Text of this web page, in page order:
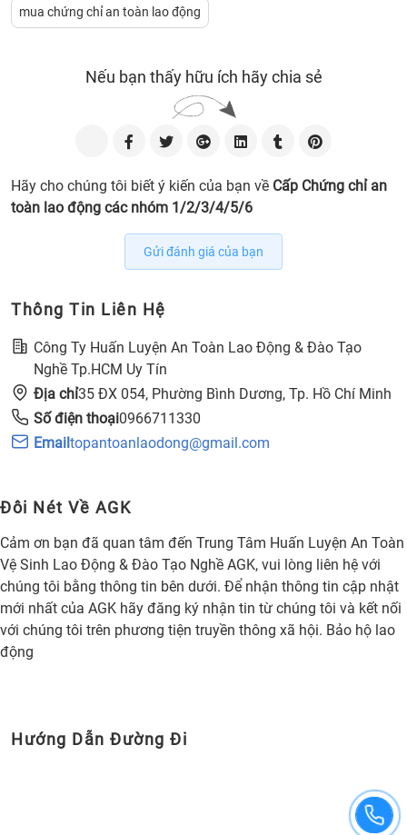
mua chứng chỉ an toàn lao động
Nếu bạn thấy hữu ích hãy chia sẻ
Hãy cho chúng tôi biết ý kiến của bạn về Cấp Chứng chỉ an
toàn lao động các nhóm 1/2/3/4/5/6
Gửi đánh giá của bạn
Thông Tin Liên Hệ
Công Ty Huấn Luyện An Toàn Lao Động & Đào Tạo
Nghề Tp.HCM Uy Tín
Địa chỉ35 ĐX 054, Phường Bình Dương, Tp. Hồ Chí Minh
Số điện thoại0966711330
Email topantoanlaodong@gmail.com
Đôi Nét Về AGK
Cảm ơn bạn đã quan tâm đến Trung Tâm Huấn Luyện An Toàn
Vệ Sinh Lao Động & Đào Tạo Nghề AGK, vui lòng liên hệ với
chúng tôi bằng thông tin bên dưới. Để nhận thông tin cập nhật
mới nhất của AGK hãy đăng ký nhận tin từ chúng tôi và kết nối
với chúng tôi trên phương tiện truyền thông xã hội. Bảo hộ lao
động
Hướng Dẫn Đường Đi